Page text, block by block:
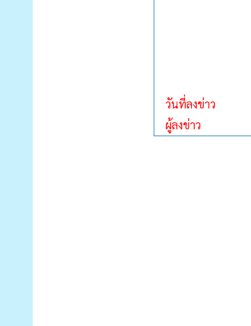
วันที่ลงข่าว
ผู้ลงข่าว